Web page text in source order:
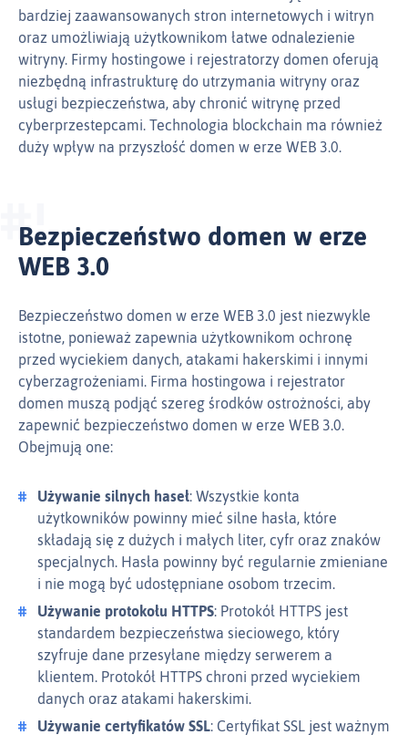
bardziej zaawansowanych stron internetowych i witryn
oraz umożliwiają użytkownikom łatwe odnalezienie
witryny. Firmy hostingowe i rejestratorzy domen oferują
niezbędną infrastrukturę do utrzymania witryny oraz
usługi bezpieczeństwa, aby chronić witrynę przed
cyberprzestepcami. Technologia blockchain ma również
duży wpływ na przyszłość domen w erze WEB 3.0.
Bezpieczeństwo domen w erze
WEB 3.0
Bezpieczeństwo domen w erze WEB 3.0 jest niezwykle
istotne, ponieważ zapewnia użytkownikom ochronę
przed wyciekiem danych, atakami hakerskimi i innymi
cyberzagrożeniami. Firma hostingowa i rejestrator
domen muszą podjąć szereg środków ostrożności, aby
zapewnić bezpieczeństwo domen w erze WEB 3.0.
Obejmują one:
Używanie silnych haseł: Wszystkie konta
użytkowników powinny mieć silne hasła, które
składają się z dużych i małych liter, cyfr oraz znaków
specjalnych. Hasła powinny być regularnie zmieniane
i nie mogą być udostępniane osobom trzecim.
Używanie protokołu HTTPS: Protokół HTTPS jest
standardem bezpieczeństwa sieciowego, który
szyfruje dane przesyłane między serwerem a
klientem. Protokół HTTPS chroni przed wyciekiem
danych oraz atakami hakerskimi.
Używanie certyfikatów SSL: Certyfikat SSL jest ważnym